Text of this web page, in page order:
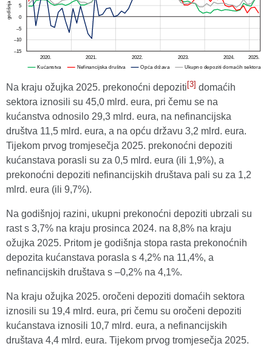
Na kraju ožujka 2025. prekonoćni depoziti [3] domaćih
sektora iznosili su 45,0 mlrd. eura, pri čemu se na
kućanstva odnosilo 29,3 mlrd. eura, na nefinancijska
društva 11,5 mlrd. eura, a na opću državu 3,2 mlrd. eura.
Tijekom prvog tromjesečja 2025. prekonoćni depoziti
kućanstava porasli su za 0,5 mlrd. eura (ili 1,9%), a
prekonoćni depoziti nefinancijskih društava pali su za 1,2
mlrd. eura (ili 9,7%).
Na godišnjoj razini, ukupni prekonoćni depoziti ubrzali su
rast s 3,7% na kraju prosinca 2024. na 8,8% na kraju
ožujka 2025. Pritom je godišnja stopa rasta prekonoćnih
depozita kućanstava porasla s 4,2% na 11,4%, a
nefinancijskih društava s –0,2% na 4,1%.
Na kraju ožujka 2025. oročeni depoziti domaćih sektora
iznosili su 19,4 mlrd. eura, pri čemu su oročeni depoziti
kućanstava iznosili 10,7 mlrd. eura, a nefinancijskih
društava 4,4 mlrd. eura. Tijekom prvog tromjesečja 2025.